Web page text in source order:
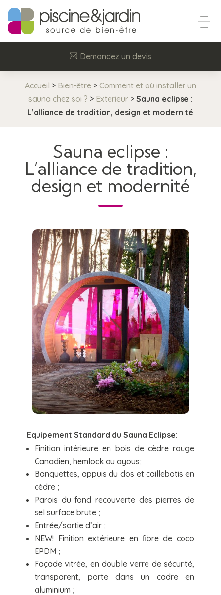
Demandez un devis
Accueil > Bien-être > Comment et où installer un
sauna chez soi ? > Exterieur> Sauna eclipse :
L’alliance de tradition, design et modernité
Sauna eclipse :
L’alliance de tradition,
design et modernité
Equipement Standard du Sauna Eclipse:
Finition intérieure en bois de cèdre rouge
Canadien, hemlock ou ayous;
Banquettes, appuis du dos et caillebotis en
cèdre ;
Parois du fond recouverte des pierres de
sel surface brute ;
Entrée/sortie d’air ;
NEW! Finition extérieure en ﬁbre de coco
EPDM ;
Façade vitrée, en double verre de sécurité,
transparent, porte dans un cadre en
aluminium ;